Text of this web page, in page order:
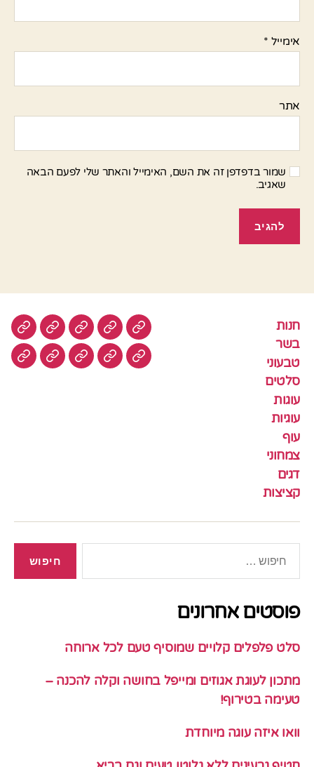
אימייל *
אתר
שמור בדפדפן זה את השם, האימייל והאתר שלי לפעם הבאה
שאגיב.
חנות
בשר
טבעוני
סלטים
עוגות
עוגיות
עוף
צמחוני
דגים
קציצות
חנות בשר טבעוניסלטים
עוגיותעוף צמחונידגים
פוסטים אחרונים
סלט פלפלים קלויים שמוסיף טעם לכל ארוחה
מתכון לעוגת אגוזים ומייפל בחושה וקלה להכנה –
טעימה בטירוף!
וואו איזה עוגה מיוחדת